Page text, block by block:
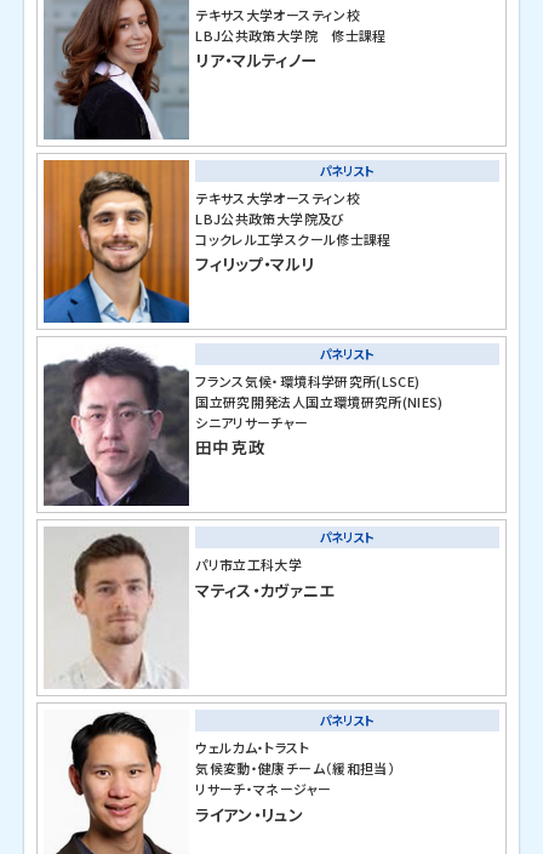
テキサス大学オースティン校
LBJ公共政策大学院 修士課程
リア・マルティノー
パネリスト
テキサス大学オースティン校
LBJ公共政策大学院及び
コックレル工学スクール修士課程
フィリップ・マルリ
パネリスト
フランス気候・環境科学研究所(LSCE)
国立研究開発法人国立環境研究所(NIES)
シニアリサーチャー
田中 克政
パネリスト
パリ市立工科大学
マティス・カヴァニエ
パネリスト
ウェルカム・トラスト
気候変動・健康チーム（緩和担当）
リサーチ・マネージャー
ライアン・リュン